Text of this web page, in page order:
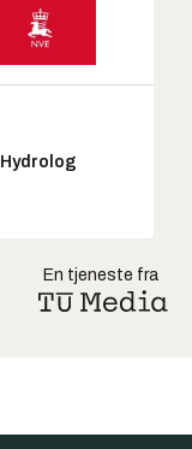
Hydrolog
En tjeneste fra